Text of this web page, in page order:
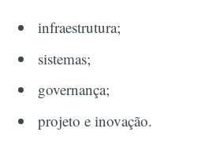
infraestrutura;
sistemas;
governança;
projeto e inovação.